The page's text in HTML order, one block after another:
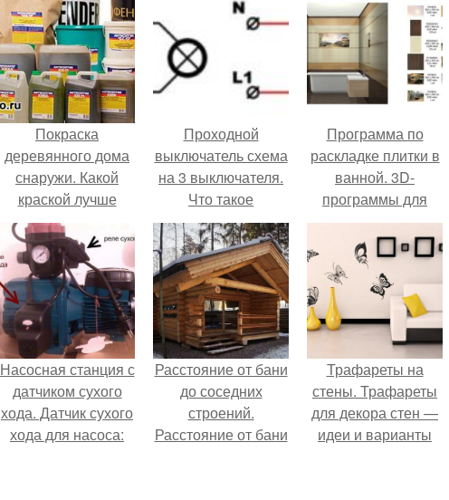
Покраска
деревянного дома
снаружи. Какой
краской лучше
покрасить
деревянный дом
снаружи
Проходной
выключатель схема
на 3 выключателя.
Что такое
проходной
выключатель и как
он работает
Программа по
раскладке плитки в
ванной. 3D-
программы для
раскладки ванной
плитки
Насосная станция с
датчиком сухого
хода. Датчик сухого
хода для насоса:
Расстояние от бани
до соседних
строений.
Расстояние от бани
Трафареты на
стены. Трафареты
для декора стен —
идеи и варианты